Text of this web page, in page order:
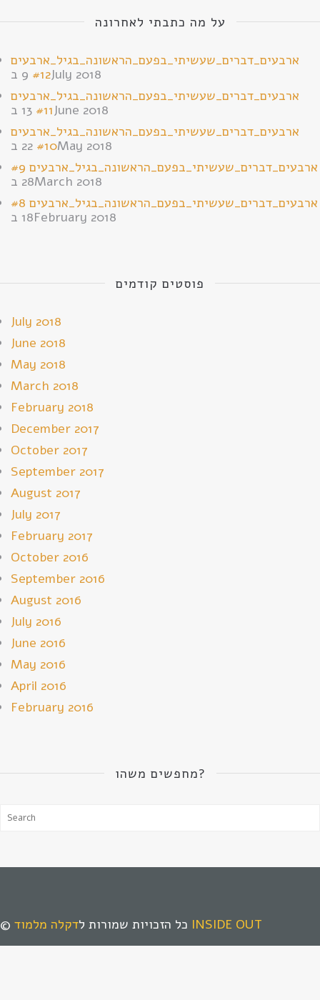
על מה כתבתי לאחרונה
ארבעים_דברים_שעשיתי_בפעם_הראשונה_בגיל_ארבעים
#129 בJuly 2018
ארבעים_דברים_שעשיתי_בפעם_הראשונה_בגיל_ארבעים
#1113 בJune 2018
ארבעים_דברים_שעשיתי_בפעם_הראשונה_בגיל_ארבעים
#1022 בMay 2018
ארבעים_דברים_שעשיתי_בפעם_הראשונה_בגיל_ארבעים #9
28 בMarch 2018
ארבעים_דברים_שעשיתי_בפעם_הראשונה_בגיל_ארבעים #8
18 בFebruary 2018
פוסטים קודמים
July 2018
June 2018
May 2018
March 2018
February 2018
December 2017
October 2017
September 2017
August 2017
July 2017
February 2017
October 2016
September 2016
August 2016
July 2016
June 2016
May 2016
April 2016
February 2016
מחפשים משהו?
© כל הזכויות שמורות ל דקלה מלמוד INSIDE OUT